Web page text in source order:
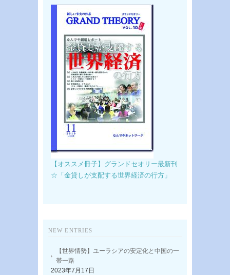
【オススメ冊子】グランドセオリー最新刊
☆「金貸しが支配する世界経済の行方」
NEW ENTRIES
【世界情勢】ユーラシアの安定化と中国の一
帯一路
2023年7月17日